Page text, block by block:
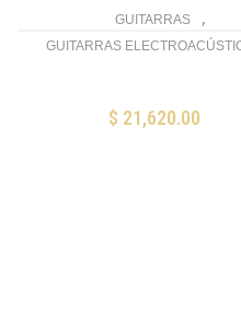
GUITARRAS ,
GUITARRAS
$ 21,620.00
AÑADIR AL